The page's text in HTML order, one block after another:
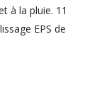
à la pluie. 11
EPS de